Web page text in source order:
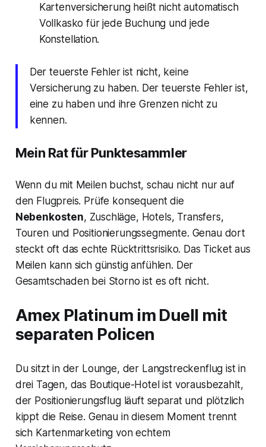
Kartenversicherung heißt nicht automatisch
Vollkasko für jede Buchung und jede
Konstellation.
Der teuerste Fehler ist nicht, keine
Versicherung zu haben. Der teuerste Fehler ist,
eine zu haben und ihre Grenzen nicht zu
kennen.
Mein Rat für Punktesammler
Wenn du mit Meilen buchst, schau nicht nur auf
den Flugpreis. Prüfe konsequent die
Nebenkosten, Zuschläge, Hotels, Transfers,
Touren und Positionierungssegmente. Genau dort
steckt oft das echte Rücktrittsrisiko. Das Ticket aus
Meilen kann sich günstig anfühlen. Der
Gesamtschaden bei Storno ist es oft nicht.
Amex Platinum im Duell mit
separaten Policen
Du sitzt in der Lounge, der Langstreckenflug ist in
drei Tagen, das Boutique-Hotel ist vorausbezahlt,
der Positionierungsflug läuft separat und plötzlich
kippt die Reise. Genau in diesem Moment trennt
sich Kartenmarketing von echtem